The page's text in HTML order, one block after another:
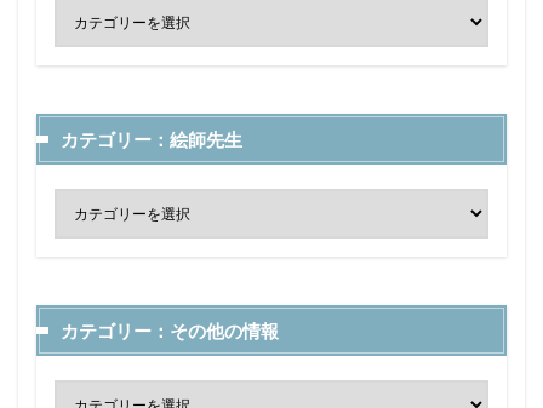
カテゴリー：絵師先生
カテゴリー：その他の情報